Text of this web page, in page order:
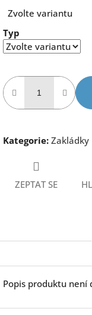
cena:
Zvolte variantu
Typ
Kategorie: Zakládky
ZEPTAT SE
Popis produktu není